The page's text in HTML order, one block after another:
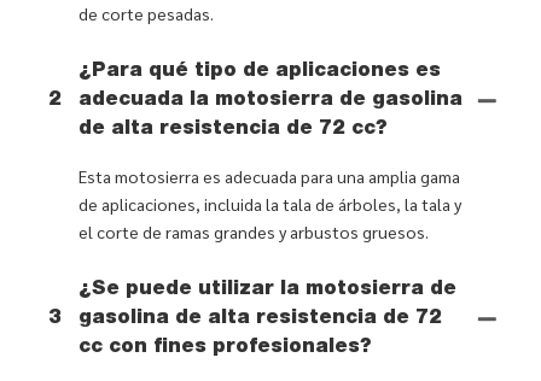
de corte pesadas.
2
¿Para qué tipo de aplicaciones es
adecuada la motosierra de gasolina
de alta resistencia de 72 cc?
Esta motosierra es adecuada para una amplia gama
de aplicaciones, incluida la tala de árboles, la tala y
el corte de ramas grandes y arbustos gruesos.
3
¿Se puede utilizar la motosierra de
gasolina de alta resistencia de 72
cc con fines profesionales?